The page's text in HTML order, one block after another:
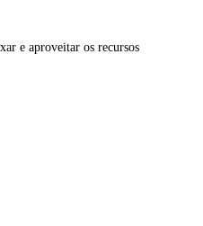
e aproveitar os recursos